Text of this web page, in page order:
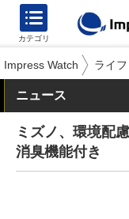
カテゴリ
Impress Watch ライフ
ニュース
ミズノ、環境配
消臭機能付き